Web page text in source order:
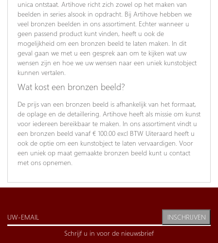
unica ontstaat. Artihove richt zich zowel op het maken van
beelden in series alsook in opdracht. Bij Artihove hebben we
veel bronzen beelden in ons assortiment. Echter wanneer u
geen passend product kunt vinden, heeft u ook de
mogelijkheid om een bronzen beeld te laten maken. In dit
geval gaan we met u een gesprek aan om te kijken wat uw
wensen zijn en hoe we uw wensen naar een uniek kunstobject
kunnen vertalen.
Wat kost een bronzen beeld?
De prijs van een bronzen beeld is afhankelijk van het formaat,
de oplage en de detaillering. Artihove heeft als missie om kunst
voor iedereen bereikbaar te maken. In ons assortiment vindt u
een bronzen beeld vanaf € 100.00 excl BTW Uiteraard heeft u
ook de optie om een kunstobject te laten vervaardigen. Voor
een uniek op maat gemaakte bronzen beeld kunt u contact
met ons opnemen.
INSCHRIJVEN
Schrijf u in voor de nieuwsbrief